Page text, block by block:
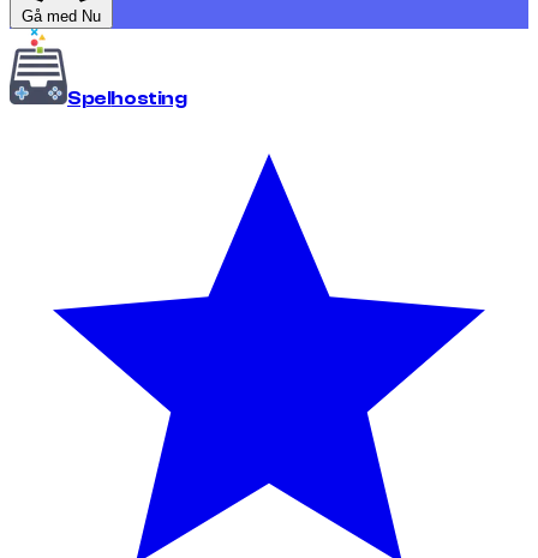
Gå med Nu
Spel hosting